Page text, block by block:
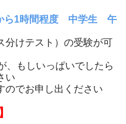
ら1時間程度 中学生 午
けテスト）の受験が可
、もしいっぱいでしたら
い
でお申し出ください